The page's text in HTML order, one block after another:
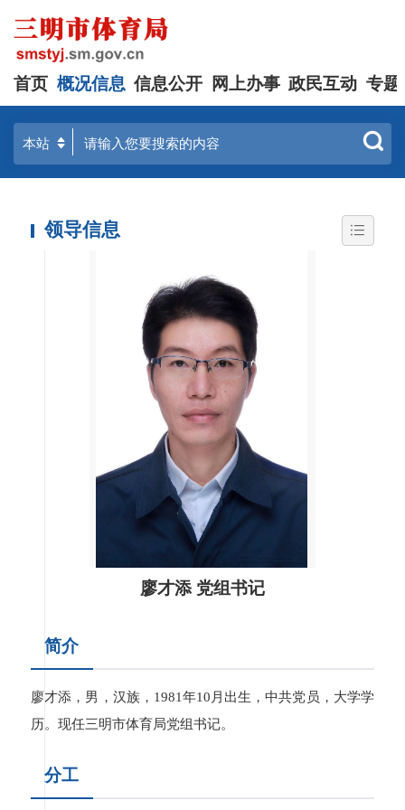
首页 概况信息 信息公开 网上办事 政民互动 专题
领导信息
廖才添 党组书记
简介
廖才添，男，汉族，1981年10月出生，中共党员，大学学
历。现任三明市体育局党组书记。
分工